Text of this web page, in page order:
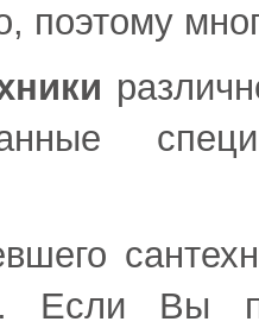
поэтому
Если Вы